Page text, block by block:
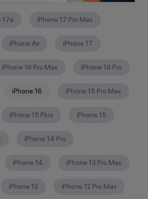
17e iPhone 17 Pro Max
iPhone Air iPhone 17
iPhone 16 Pro Max iPhone 16 Pro
iPhone 16 iPhone 15 Pro Max
iPhone 15 Plus iPhone 15
iPhone 14 Pro
iPhone 14 iPhone 13 Pro Max
iPhone 13 iPhone 12 Pro Max